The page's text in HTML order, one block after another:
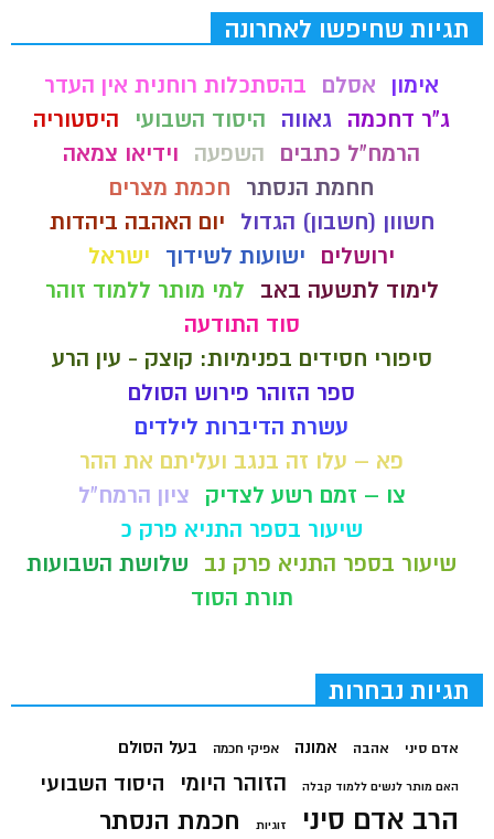
תגיות שחיפשו לאחרונה
אימון אסלם
בהסתכלות רוחנית אין העדר
ג"ר דחכמה גאווה היסוד השבועי
היסטוריה
הרמח"ל כתבים
השפעה
וידיאו צמאה
חחמת הנסתר
חכמת מצרים
חשוון (חשבון) הגדול
יום האהבה ביהדות
ירושלים
ישועות לשידוך
ישראל
לימוד לתשעה באב
למי מותר ללמוד זוהר
סוד התודעה
סיפורי חסידים בפנימיות: קוצק - עין הרע
ספר הזוהר פירוש הסולם
עשרת הדיברות לילדים
פא – עלו זה בנגב ועליתם את ההר
צו – זמם רשע לצדיק
ציון הרמח"ל
שיעור בספר התניא פרק כ
שיעור בספר התניא פרק נב
שלושת השבועות
תורת הסוד
תגיות נבחרות
אדם סיני אהבה אמונה אפיקי חכמה בעל הסולם
האם מותר לנשים ללמוד קבלה הזוהר היומי היסוד השבועי
הרב אדם סיני זוגיות חכמת הנסתר